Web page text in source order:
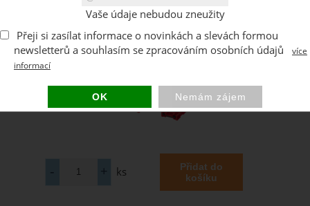
ks
Vaše údaje nebudou zneužity
Přeji si zasílat informace o novinkách a slevách formou
newsletterů a souhlasím se zpracováním osobních údajů
více
informací